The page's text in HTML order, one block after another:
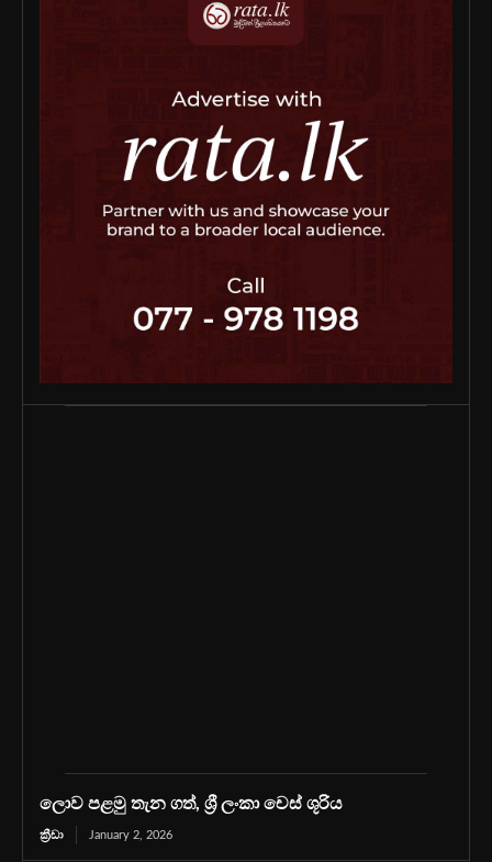
ලොව පළමු තැන ගත්, ශ්‍රී ලංකා චෙස් ශූරිය
ක්‍රීඩා January 2, 2026